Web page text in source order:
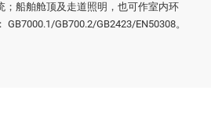
；船舶舱顶及走道照明，也可作室内环
GB700.2/GB2423/EN50308。